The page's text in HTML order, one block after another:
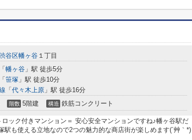
谷区幡ヶ谷 １丁目
「 幡ヶ谷 」駅 徒歩5分
「 笹塚 」駅 徒歩10分
「 代々木上原 」駅 徒歩16分
階数 5階建 構造 鉄筋コンクリート
ック付きマンション＝ 安心安全マンションですね♪幡ヶ谷駅だ
駅も使える立地なので2つの魅力的な商店街が楽しめます(´艸｀*)